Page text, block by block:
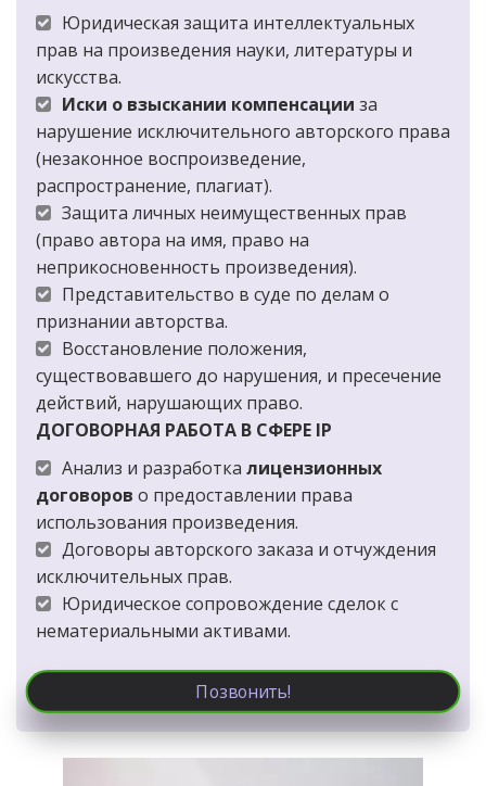
Юридическая защита интеллектуальных
прав на произведения науки, литературы и
искусства.
Иски о взыскании компенсации за
нарушение исключительного авторского права
(незаконное воспроизведение,
распространение, плагиат).
Защита личных неимущественных прав
(право автора на имя, право на
неприкосновенность произведения).
Представительство в суде по делам о
признании авторства.
Восстановление положения,
существовавшего до нарушения, и пресечение
действий, нарушающих право.
ДОГОВОРНАЯ РАБОТА В СФЕРЕ IP
Анализ и разработка лицензионных
договоров о предоставлении права
использования произведения.
Договоры авторского заказа и отчуждения
исключительных прав.
Юридическое сопровождение сделок с
нематериальными активами.
Позвонить!